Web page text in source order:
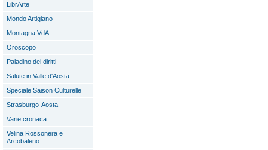
LibrArte
Mondo Artigiano
Montagna VdA
Oroscopo
Paladino dei diritti
Salute in Valle d'Aosta
Speciale Saison Culturelle
Strasburgo-Aosta
Varie cronaca
Velina Rossonera e
Arcobaleno